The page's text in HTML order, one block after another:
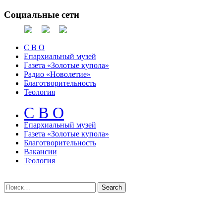
Социальные сети
С В О
Епархиальный музей
Газета «Золотые купола»
Радио «Новолетие»
Благотворительность
Теология
С В О
Епархиальный музeй
Газета «Золотые купола»
Благотворительность
Вакансии
Теология